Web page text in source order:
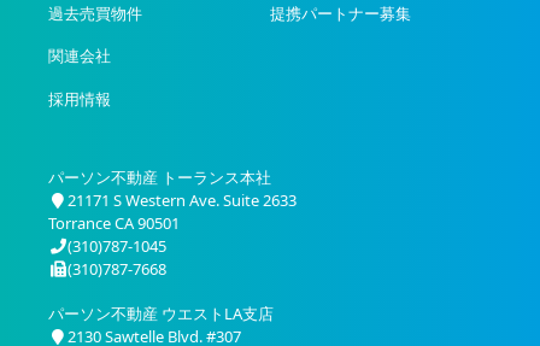
過去売買物件
関連会社
採用情報
提携パートナー募集
パーソン不動産 トーランス本社
21171 S Western Ave. Suite 2633
Torrance CA 90501
(310)787-1045
(310)787-7668
パーソン不動産 ウエストLA支店
2130 Sawtelle Blvd. #307